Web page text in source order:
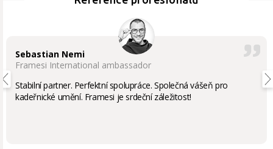
Sebastian Nemi
Framesi International ambassador
Stabilní partner. Perfektní spolupráce. Společná vášeň pro
kadeřnické umění. Framesi je srdeční záležitost!